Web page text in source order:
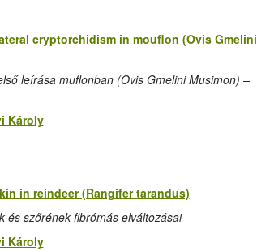
cryptorchidism in mouflon (Ovis Gmelini
leírása muflonban (Ovis Gmelini Musimon) –
Károly
in reindeer (Rangifer tarandus)
és szőrének fibrómás elváltozásai
Károly